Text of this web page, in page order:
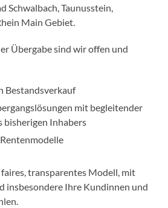
Schwalbach, Taunusstein,
Main Gebiet.
Übergabe sind wir offen und
Bestandsverkauf
mit begleitender
bisherigen Inhabers
transparentes Modell, mit
insbesondere Ihre Kundinnen und